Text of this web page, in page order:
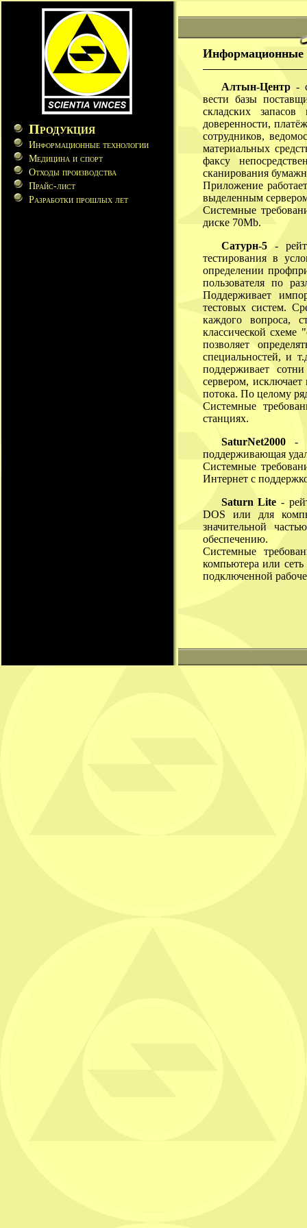
Продукция
Информационные технологии
Медицина и спорт
Отходы производства
Прайс-лист
Разработки прошлых лет
Информационные
Алтын-Центр-
вести базы
складских
доверенности,
сотрудников,
материальных
факсу
сканирования
Приложение
выделенным
Системные
диске 70Mb.
Сатурн-5-
тестирования в
определении
пользователя по
Поддерживает
тестовых систем.
каждого вопроса,
классической
позволяет
специальностей, и
поддерживает
сервером,
потока. По целому
Системные
станциях.
SaturNet2000-
поддерживающая
Системные
Интернет с
Saturn Lite -
DOS или для
значительной
обеспечению.
Системные
компьютера или
подключенной